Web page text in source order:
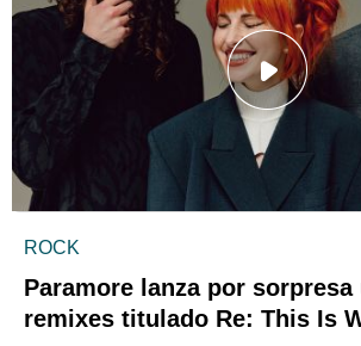
ROCK
Paramore lanza por
remixes titulado Re: This Is